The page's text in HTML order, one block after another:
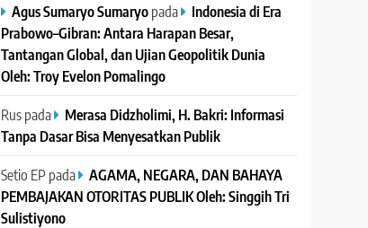
Agus Sumaryo Sumaryopada
Indonesia di Era
Prabowo–Gibran: Antara Harapan Besar,
Tantangan Global, dan Ujian Geopolitik Dunia
Oleh: Troy Evelon Pomalingo
Ruspada
Merasa Didzholimi, H. Bakri: Informasi
Tanpa Dasar Bisa Menyesatkan Publik
Setio EP pada AGAMA, NEGARA, DAN BAHAYA
PEMBAJAKAN OTORITAS PUBLIK Oleh: Singgih Tri
Sulistiyono